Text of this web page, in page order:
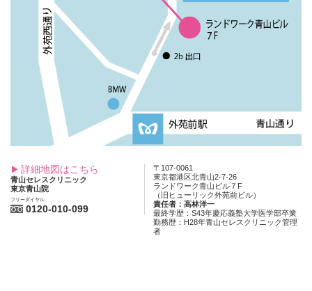
詳細地図はこちら
青山セレスクリニック
東京青山院
フリーダイヤル
0120-010-099
〒107-0061
東京都港区北青山2-7-26
ランドワーク青山ビル７F
（旧ヒューリック外苑前ビル）
責任者：高林洋一
最終学歴：S43年慶応義塾大学医学部卒業
勤務歴：H28年青山セレスクリニック管理
者